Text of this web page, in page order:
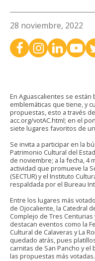
28 noviembre, 2022
En Aguascalientes se
emblemáticas que tiene, y
propuestas, esto a través
acc.org/votAC.html; en el
siete lugares favoritos de
Se invita a participar en la
Patrimonio Cultural del
de noviembre; a la fecha, 4
actividad que promueve la
(SECTUR) y el Instituto
respaldada por el Bureau
Entre los lugares más
de Ojocaliente, la Catedral
Complejo de Tres Centurias
destacan eventos como la
Cultural de Calaveras y La
quedado atrás, pues
carnitas de San Pancho y
las propuestas más votadas.